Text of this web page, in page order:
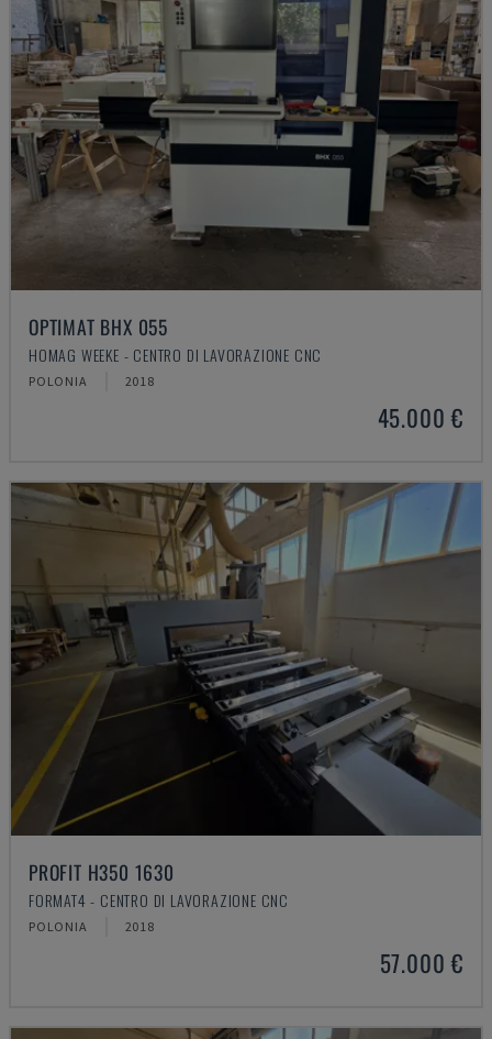
OPTIMAT BHX 055
HOMAG WEEKE - CENTRO DI LAVORAZIONE CNC
POLONIA 2018
45.000 €
PROFIT H350 1630
FORMAT4 - CENTRO DI LAVORAZIONE CNC
POLONIA 2018
57.000 €